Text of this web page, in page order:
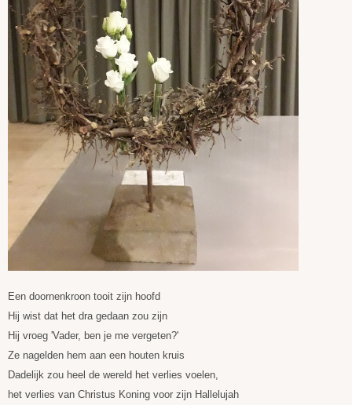
Een doornenkroon tooit zijn hoofd
Hij wist dat het dra gedaan zou zijn
Hij vroeg 'Vader, ben je me vergeten?'
Ze nagelden hem aan een houten kruis
Dadelijk zou heel de wereld het verlies voelen,
het verlies van Christus Koning voor zijn Hallelujah